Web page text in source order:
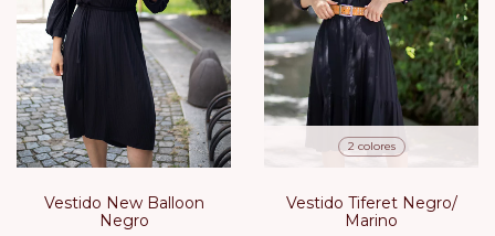
Vestido New Balloon
Negro
2 colores
Vestido Tiferet Negro/
Marino